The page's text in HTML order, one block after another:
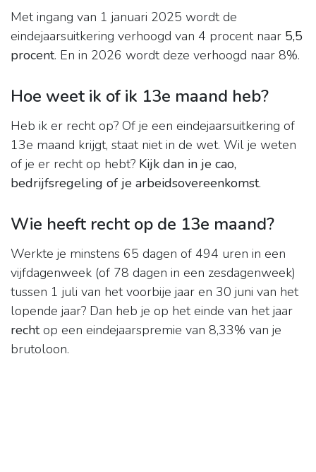
Met ingang van 1 januari 2025 wordt de
eindejaarsuitkering verhoogd van 4 procent naar 5,5
procent. En in 2026 wordt deze verhoogd naar 8%.
Hoe weet ik of ik 13e maand heb?
Heb ik er recht op? Of je een eindejaarsuitkering of
13e maand krijgt, staat niet in de wet. Wil je weten
of je er recht op hebt? Kijk dan in je cao,
bedrijfsregeling of je arbeidsovereenkomst.
Wie heeft recht op de 13e maand?
Werkte je minstens 65 dagen of 494 uren in een
vijfdagenweek (of 78 dagen in een zesdagenweek)
tussen 1 juli van het voorbije jaar en 30 juni van het
lopende jaar? Dan heb je op het einde van het jaar
rechtop een eindejaarspremie van 8,33% van je
brutoloon.